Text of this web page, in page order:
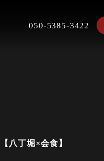
050-5385-3422
【八丁堀×会食】